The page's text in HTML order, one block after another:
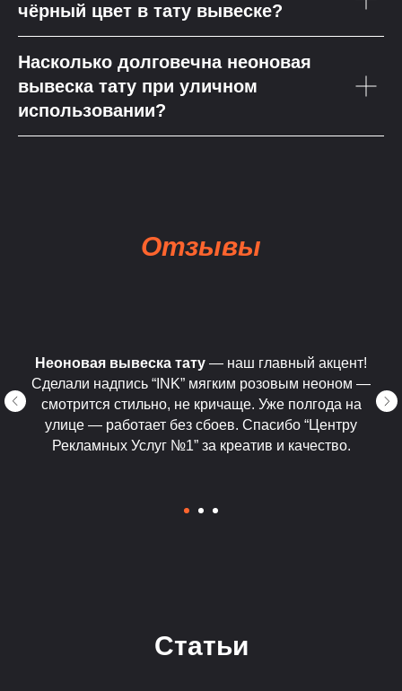
чёрный цвет в тату вывеске?
Насколько долговечна неоновая
вывеска тату при уличном
использовании?
Отзывы
Неоновая вывеска тату — наш главный акцент!
Сделали надпись “INK” мягким розовым неоном —
смотрится стильно, не кричаще. Уже полгода на
улице — работает без сбоев. Спасибо “Центру
Рекламных Услуг №1” за креатив и качество.
Статьи